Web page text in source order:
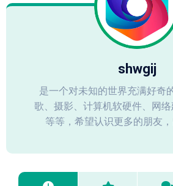
shwgij
是一个对未知的世界充满好奇
歌、摄影、计算机软硬件、网
等等，希望认识更多的朋友